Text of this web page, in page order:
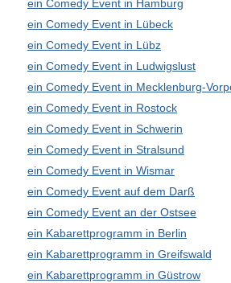
ein Comedy Event in Hamburg
ein Comedy Event in Lübeck
ein Comedy Event in Lübz
ein Comedy Event in Ludwigslust
ein Comedy Event in Mecklenburg-
ein Comedy Event in Rostock
ein Comedy Event in Schwerin
ein Comedy Event in Stralsund
ein Comedy Event in Wismar
ein Comedy Event auf dem Darß
ein Comedy Event an der Ostsee
ein Kabarettprogramm in Berlin
ein Kabarettprogramm in Greifswald
ein Kabarettprogramm in Güstrow